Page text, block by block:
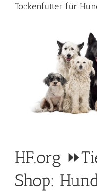
Tockenfutter für
HF.org
Shop: